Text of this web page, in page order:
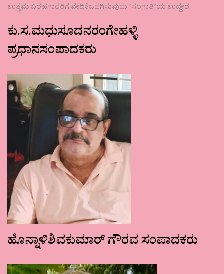
ಉತ್ತಮ ಬರಹಗಾರರಿಗೆ ವೇದಿಕೆಒದಗಿಸುವುದು ʼಸಂಗಾತಿʼಯ ಉದ್ದೇಶ.
ಕು.ಸ.ಮಧುಸೂದನರಂಗೇಹಳ್ಳಿ
ಪ್ರಧಾನಸಂಪಾದಕರು
ಹೊನ್ನಾಳಿಶಿವಕುಮಾರ್ ಗೌರವ ಸಂಪಾದಕರು